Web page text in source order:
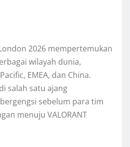
2026 mempertemukan
wilayah dunia,
EMEA, dan China.
salah satu ajang
sebelum para tim
menuju VALORANT